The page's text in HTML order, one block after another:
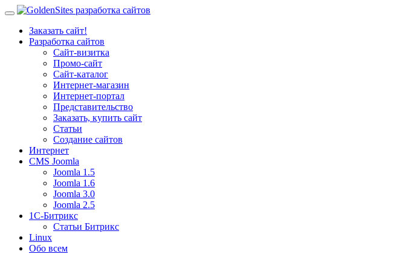
Заказать сайт!
Разработка сайтов
Сайт-визитка
Промо-сайт
Сайт-каталог
Интернет-магазин
Интернет-портал
Представительство
Заказать, купить сайт
Статьи
Создание сайтов
Интернет
CMS Joomla
Joomla 1.5
Joomla 1.6
Joomla 3.0
Joomla 2.5
1С-Битрикс
Статьи Битрикс
Linux
Обо всем